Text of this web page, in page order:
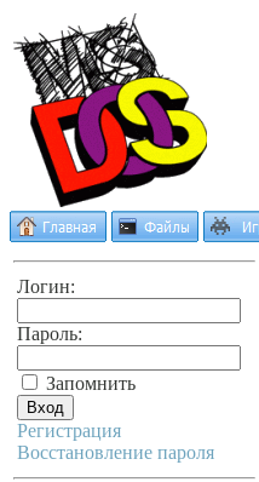
Логин:
Пароль:
Запомнить
Регистрация
Восстановление пароля